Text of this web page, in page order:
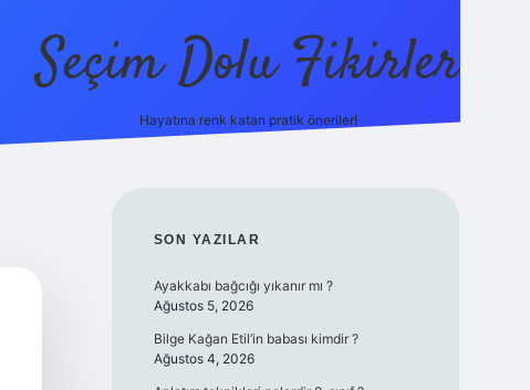
Seçim Dolu Fikirler
Hayatına renk katan pratik öneriler!
SIDEBAR
SON YAZILAR
Ayakkabı bağcığı yıkanır mı ?
Ağustos 5, 2026
Bilge Kağan Etil’in babası kimdir ?
Ağustos 4, 2026